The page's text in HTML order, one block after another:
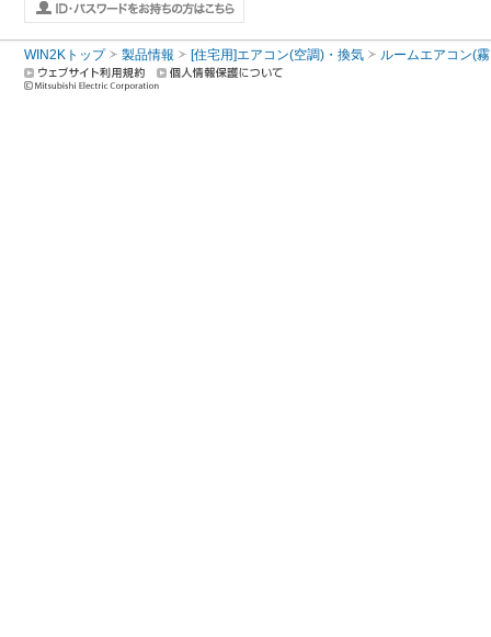
WIN2Kトップ 製品情報 [住宅用]エアコン(空調)・換気 ルームエアコン(